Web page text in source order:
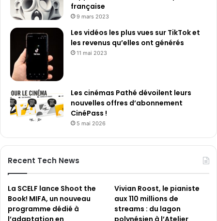
française
9 mars 2023
Les vidéos les plus vues sur TikTok et
les revenus qu’elles ont générés
11 mai 2023
Les cinémas Pathé dévoilent leurs
nouvelles offres d’abonnement
CinéPass !
5 mai 2026
Recent Tech News
La SCELF lance Shoot the
Book! MIFA, un nouveau
programme dédié à
Vivian Roost, le pianiste
aux 110 millions de
streams : du lagon